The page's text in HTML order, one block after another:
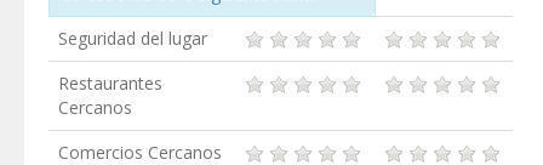
Seguridad del lugar
Restaurantes
Cercanos
Comercios Cercanos